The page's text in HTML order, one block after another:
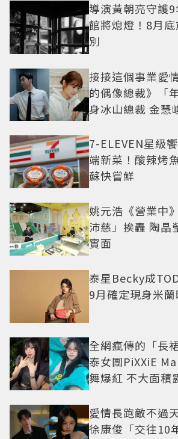
導演黃朝亮守護
館將熄燈！8月
別
接接這個事業愛
的偶像總裁》「
身冰山總裁 金慧
7-ELEVEN星級
端新菜！酸辣烤
蘇快嘗鮮
姚元浩《營業中
沛慈」挨轟 陶晶
實面
泰星Becky成
9月確定現身米蘭
全網瘋傳的「長
泰女團PiXXiE
舞爆紅 不大面積
愛情長跑敵不過
徐康俊「交往10